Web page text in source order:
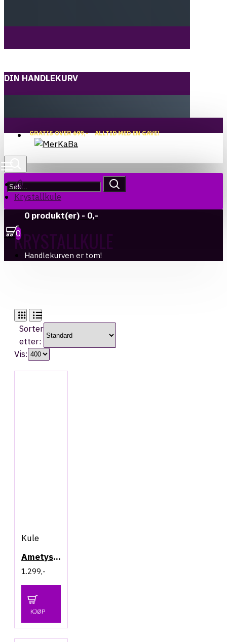
DIN HANDLEKURV
GRATIS OVER 699,-ALLTID MED EN GAVE!
0 produkt(er) - 0,-
0
Handlekurven er tom!
Krystallkule
KRYSTALLKULE
Sorter
etter:
Vis:
Kule
Ametyst - Kule 68mm
1.299,-
KJØP